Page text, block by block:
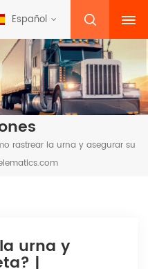
Español
rastrear la urna y asegurar su
urna y
|